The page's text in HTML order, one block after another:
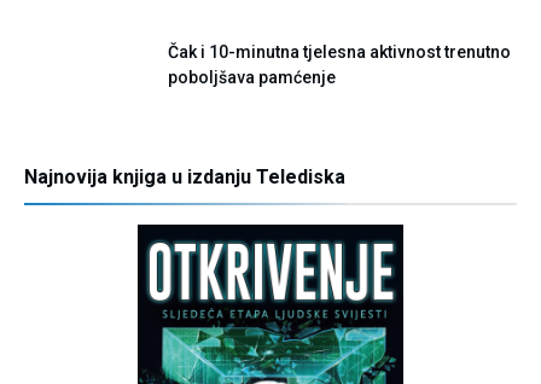
Čak i 10-minutna tjelesna aktivnost trenutno
poboljšava pamćenje
Najnovija knjiga u izdanju Telediska